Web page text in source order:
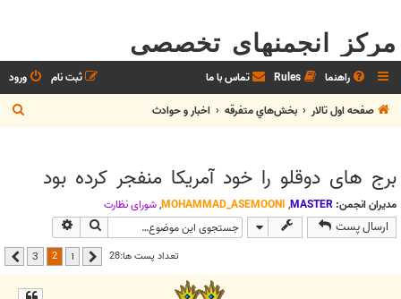
مرکز انجمنهای تخصصی
راهنما Rules تماس با ما ورود
ثبت نام
صفحه اول تالار
بخش‌‌هاي متفرقه اخبار و حوادث
ج
س
برج های دوقلو را خود آمریکا منفجر کرده بود
مدیران انجمن: MASTER
,
MOHAMMAD_ASEMOONI
,شوراي نظارت
ارسال پست جستجو
تعداد پست ها:28 قبلی 2
3 بعدی